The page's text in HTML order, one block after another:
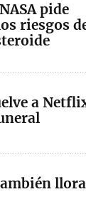
pide
riesgos
a